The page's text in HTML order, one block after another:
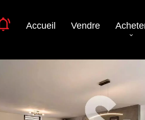
Accueil Vendre